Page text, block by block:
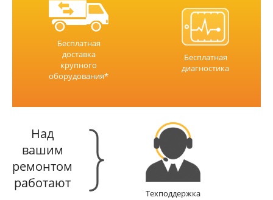
Бесплатная
доставка
крупного
оборудования*
Бесплатная
диагностика
Над
вашим
ремонтом
работают
Техподдержка